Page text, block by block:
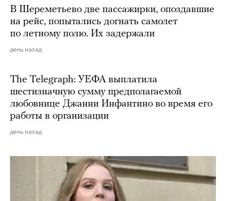
В Шереметьево две пассажирки, опоздавшие
на рейс, попытались догнать самолет
по летному полю. Их задержали
день назад
The Telegraph: УЕФА выплатила
шестизначную сумму предполагаемой
любовнице Джанни Инфантино во время его
работы в организации
день назад